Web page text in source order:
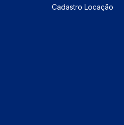
Cadastro Locação